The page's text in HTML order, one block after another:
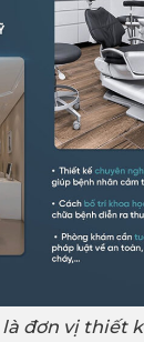
đơn vị thiết